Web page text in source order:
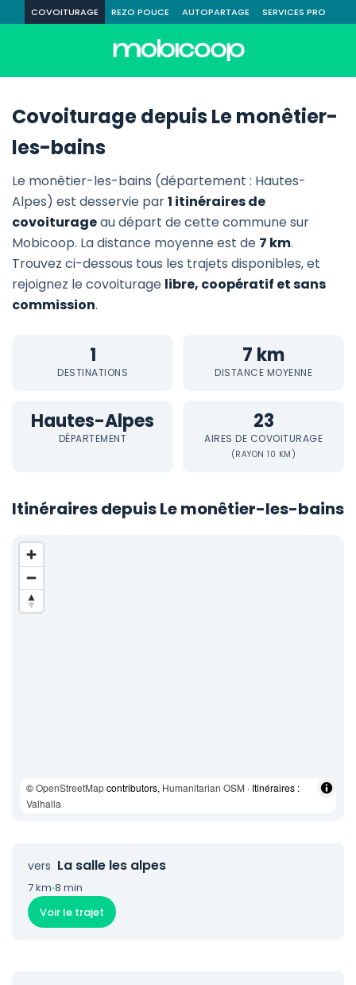
COVOITURAGE REZO POUCE AUTOPARTAGE SERVICES PRO
Covoiturage depuis Le monêtier-
les-bains
Le monêtier-les-bains (département : Hautes-
Alpes) est desservie par1 itinéraires de
covoiturageau départ de cette commune sur
Mobicoop. La distance moyenne est de 7 km.
Trouvez ci-dessous tous les trajets disponibles, et
rejoignez le covoiturage libre, coopératif et sans
commission.
1
DESTINATIONS
7 km
DISTANCE MOYENNE
Hautes-Alpes
DÉPARTEMENT
23
AIRES DE COVOITURAGE
(RAYON 10 KM)
Itinéraires depuis Le monêtier-les-bains
©OpenStreetMapcontributors, Humanitarian OSM · Itinéraires :
Valhalla
vers La salle les alpes
7 km·8 min
Voir le trajet